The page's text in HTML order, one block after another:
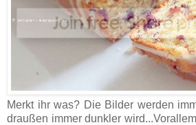
Merkt ihr was? Die Bilder werden
draußen immer dunkler